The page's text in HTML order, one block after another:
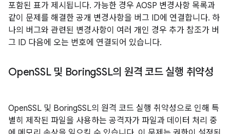
포함된 표가 제시됩니다. 가능한 경우 AOSP 변경사항 목록과
같이 문제를 해결한 공개 변경사항을 버그 ID에 연결합니다. 하
나의 버그와 관련된 변경사항이 여러 개인 경우 추가 참조가 버
그 ID 다음에 오는 번호에 연결되어 있습니다.
OpenSSL 및 BoringSSL의 원격 코드 실행 취약성
OpenSSL 및 BoringSSL의 원격 코드 실행 취약성으로 인해 특
별히 제작된 파일을 사용하는 공격자가 파일과 데이터 처리 중